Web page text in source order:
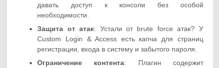
давать доступ к консоли без особой
необходимости.
Защита от атак: Устали от brute force атак? У
Custom Login & Access есть капча для страниц
регистрации, входа в систему и забытого пароля.
Ограничение контента: Плагин содержит